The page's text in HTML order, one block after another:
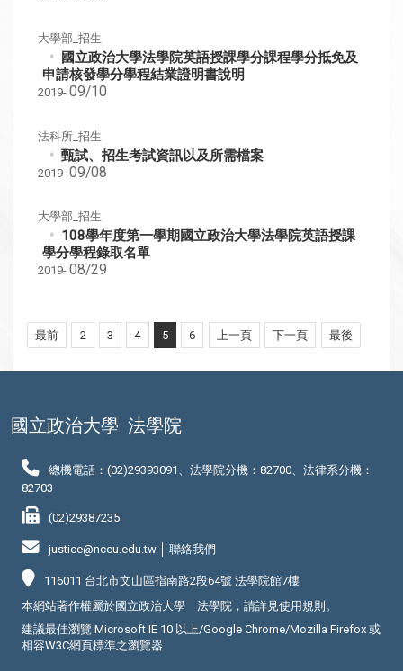
大學部_招生
國立政治大學法學院英語授課學分課程學分抵免及
申請核發學分學程結業證明書說明
2019- 09/10
法科所_招生
甄試、招生考試資訊以及所需檔案
2019- 09/08
大學部_招生
108學年度第一學期國立政治大學法學院英語授課
學分學程錄取名單
2019- 08/29
最前 2 3 4 5 6 上一頁 下一頁 最後
國立政治大學 法學院
總機電話：(02)29393091、法學院分機：82700、法律系分機：
82703
(02)29387235
justice@nccu.edu.tw │聯絡我們
116011 台北市文山區指南路2段64號 法學院館7樓
本網站著作權屬於國立政治大學 法學院，請詳見使用規則 。
建議最佳瀏覽 Microsoft IE 10 以上/Google Chrome/Mozilla Firefox 或
相容W3C網頁標準之瀏覽器